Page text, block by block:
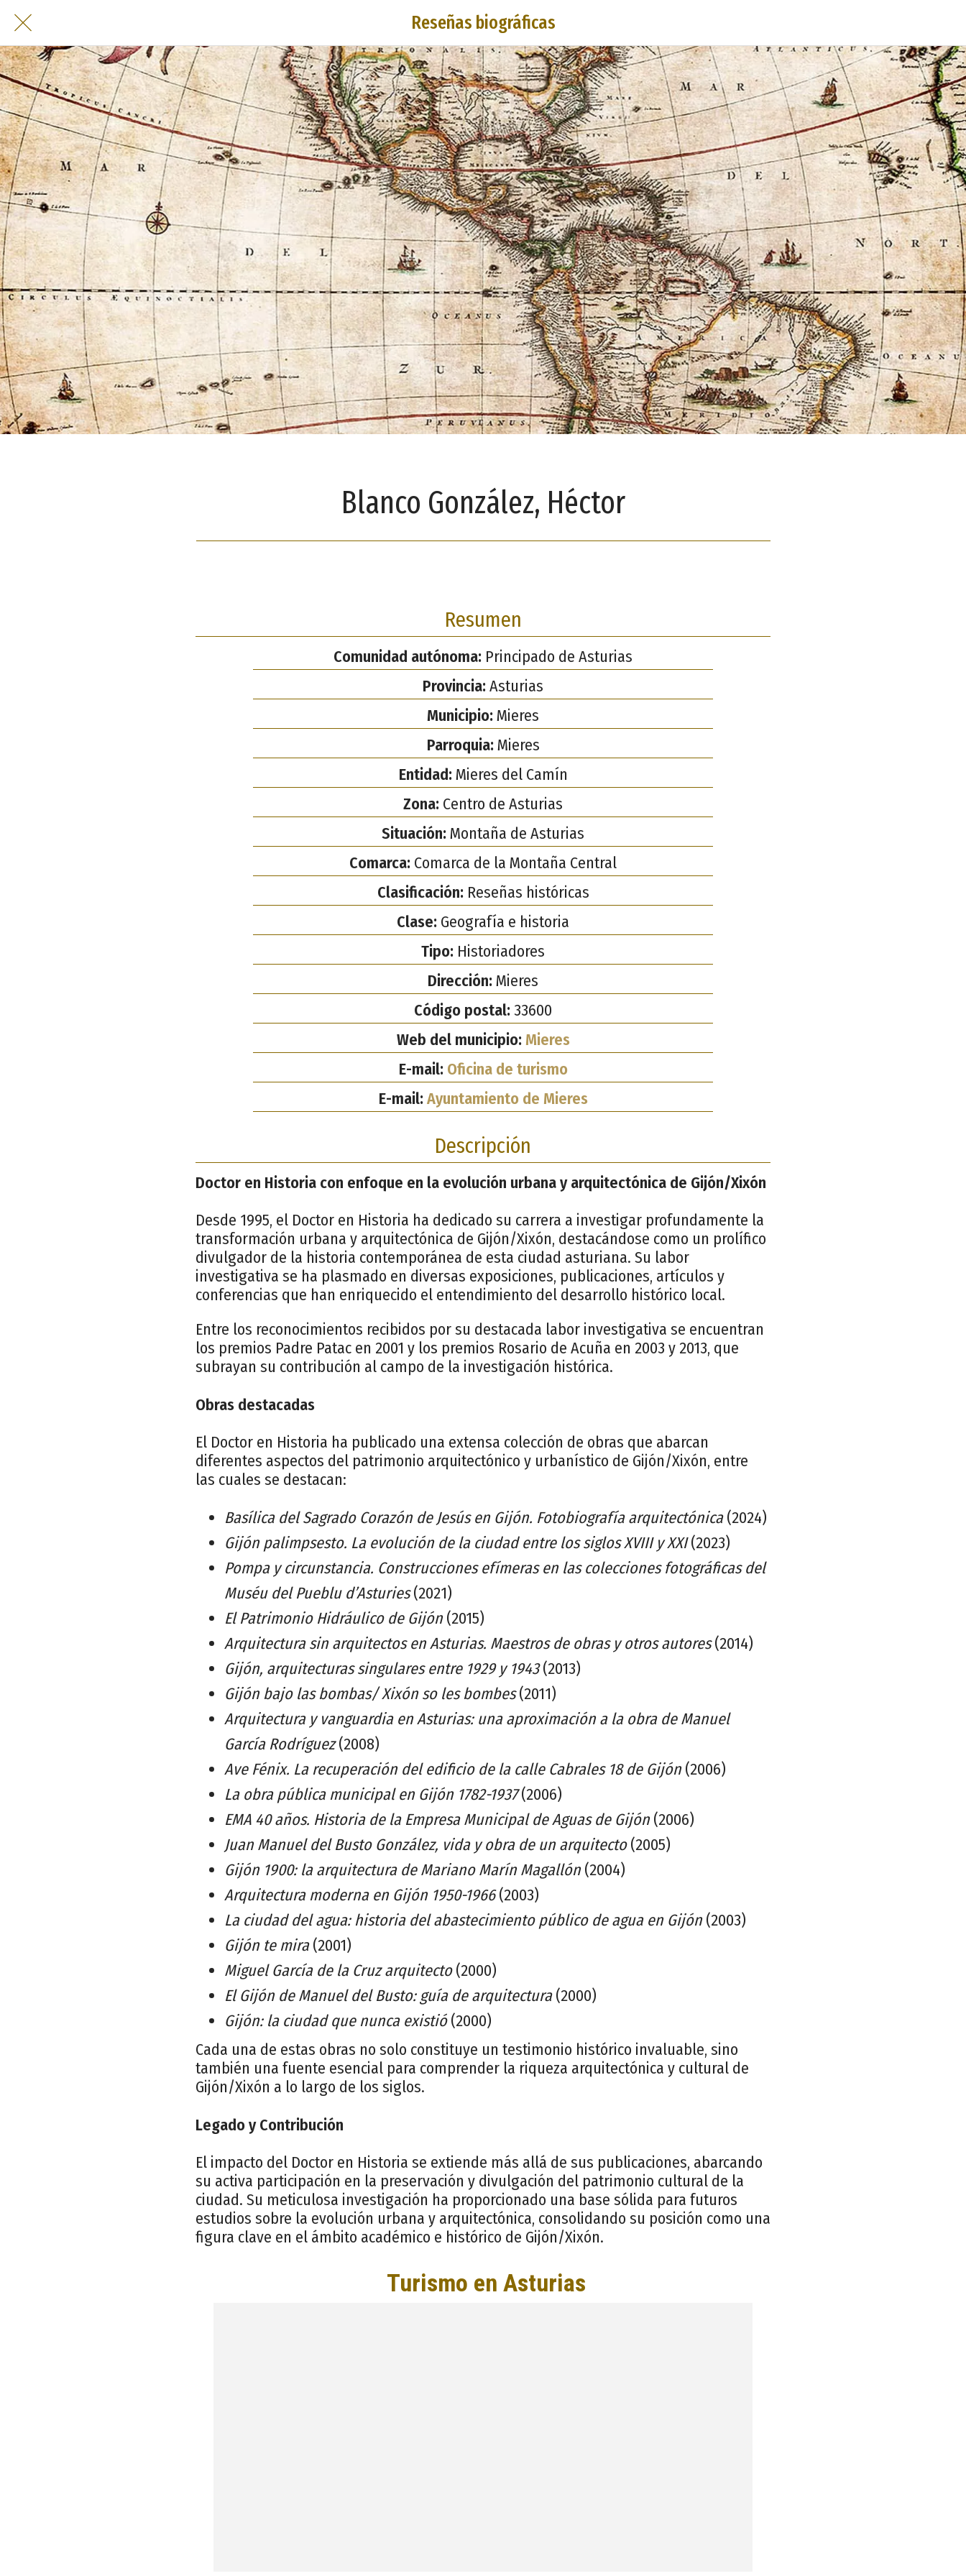
Reseñas biográficas
Blanco González, Héctor
Resumen
Comunidad autónoma: Principado de Asturias
Provincia: Asturias
Municipio: Mieres
Parroquia: Mieres
Entidad: Mieres del Camín
Zona: Centro de Asturias
Situación: Montaña de Asturias
Comarca: Comarca de la Montaña Central
Clasificación: Reseñas históricas
Clase: Geografía e historia
Tipo: Historiadores
Dirección: Mieres
Código postal: 33600
Web del municipio: Mieres
E-mail: Oficina de turismo
E-mail: Ayuntamiento de Mieres
Descripción
Doctor en Historia con enfoque en la evolución urbana y arquitectónica de Gijón/Xixón
Desde 1995, el Doctor en Historia ha dedicado su carrera a investigar profundamente la
transformación urbana y arquitectónica de Gijón/Xixón, destacándose como un prolífico
divulgador de la historia contemporánea de esta ciudad asturiana. Su labor
investigativa se ha plasmado en diversas exposiciones, publicaciones, artículos y
conferencias que han enriquecido el entendimiento del desarrollo histórico local.
Entre los reconocimientos recibidos por su destacada labor investigativa se encuentran
los premios Padre Patac en 2001 y los premios Rosario de Acuña en 2003 y 2013, que
subrayan su contribución al campo de la investigación histórica.
Obras destacadas
El Doctor en Historia ha publicado una extensa colección de obras que abarcan
diferentes aspectos del patrimonio arquitectónico y urbanístico de Gijón/Xixón, entre
las cuales se destacan:
Basílica del Sagrado Corazón de Jesús en Gijón. Fotobiografía arquitectónica(2024)
Gijón palimpsesto. La evolución de la ciudad entre los siglos XVIII y XXI(2023)
Pompa y circunstancia. Construcciones efímeras en las colecciones fotográficas del
Muséu del Pueblu d’Asturies(2021)
El Patrimonio Hidráulico de Gijón(2015)
Arquitectura sin arquitectos en Asturias. Maestros de obras y otros autores(2014)
Gijón, arquitecturas singulares entre 1929 y 1943(2013)
Gijón bajo las bombas/ Xixón so les bombes(2011)
Arquitectura y vanguardia en Asturias: una aproximación a la obra de Manuel
García Rodríguez(2008)
Ave Fénix. La recuperación del edificio de la calle Cabrales 18 de Gijón(2006)
La obra pública municipal en Gijón 1782-1937(2006)
EMA 40 años. Historia de la Empresa Municipal de Aguas de Gijón(2006)
Juan Manuel del Busto González, vida y obra de un arquitecto(2005)
Gijón 1900: la arquitectura de Mariano Marín Magallón(2004)
Arquitectura moderna en Gijón 1950-1966(2003)
La ciudad del agua: historia del abastecimiento público de agua en Gijón(2003)
Gijón te mira(2001)
Miguel García de la Cruz arquitecto(2000)
El Gijón de Manuel del Busto: guía de arquitectura(2000)
Gijón: la ciudad que nunca existió(2000)
Cada una de estas obras no solo constituye un testimonio histórico invaluable, sino
también una fuente esencial para comprender la riqueza arquitectónica y cultural de
Gijón/Xixón a lo largo de los siglos.
Legado y Contribución
El impacto del Doctor en Historia se extiende más allá de sus publicaciones, abarcando
su activa participación en la preservación y divulgación del patrimonio cultural de la
ciudad. Su meticulosa investigación ha proporcionado una base sólida para futuros
estudios sobre la evolución urbana y arquitectónica, consolidando su posición como una
figura clave en el ámbito académico e histórico de Gijón/Xixón.